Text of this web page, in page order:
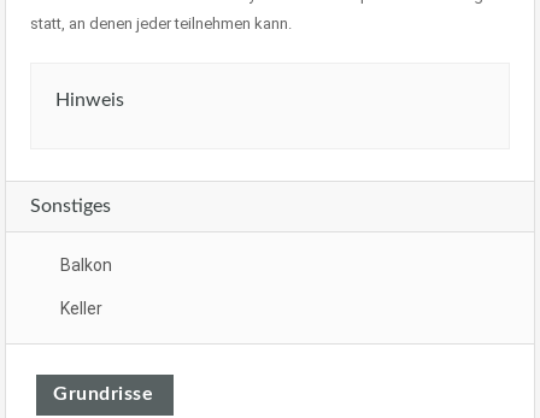
statt, an denen jeder teilnehmen kann.
Hinweis
Sonstiges
Balkon
Keller
Grundrisse